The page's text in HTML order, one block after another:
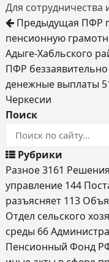
Для сотрудничества
Предыдущая ПФР
пенсионную
Адыге-Хабльского
ПФР
денежные выплаты
Черкесии
Поиск
Рубрики
Разное3161
управление 144
разъясняет 113
Отдел сельского
среды 66
Пенсионный Фонд